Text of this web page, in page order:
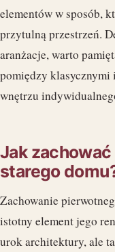
elementów w sposób,
przytulną przestrzeń.
aranżacje, warto
pomiędzy klasycznymi
wnętrzu
Jak
starego
Zachowanie
istotny element jego
urok architektury, ale